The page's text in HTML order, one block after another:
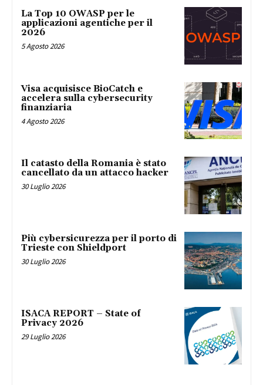
La Top 10 OWASP per le
applicazioni agentiche per il
2026
5 Agosto 2026
Visa acquisisce BioCatch e
accelera sulla cybersecurity
finanziaria
4 Agosto 2026
Il catasto della Romania è stato
cancellato da un attacco hacker
30 Luglio 2026
Più cybersicurezza per il porto di
Trieste con Shieldport
30 Luglio 2026
ISACA REPORT – State of
Privacy 2026
29 Luglio 2026